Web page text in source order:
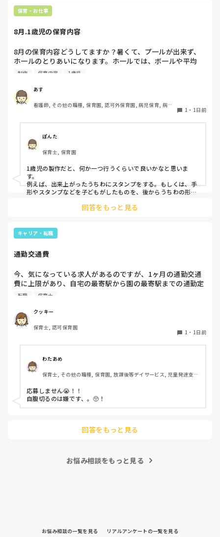
り、脚元に水入りペットボトルなどの重りを付けて補強してみ
てくださいね。安全で使いやすい方法が見つかるよう応援して
保育・お仕事
8月.1歳児の保育内容
8月の保育内容どうしてますか？暑くて、プ一ルが出来ず、
ホ一ルのとりあいになります。ホ一ルでは、ボ一ルや平均
台、風船で遊んでいます。製作で、うちわや望遠鏡や風鈴🎐
クラスです、玩具で遊ばせながら、何人かずつよんで、やっ
ています。何か、いいアイデアや、工夫など、何でもいいの
で、教えて下さい。
制作 保育内容 1歳児
あす
看護師, その他の職種, 保育園, 認可外保育園, 病児保育, 病院
1 ・ 1日前
ぽんた
保育士, 保育園
1歳児の製作だと、何か一つ行うくらいで良いかなと思いま
す。
例えば、出来上がったうちわにスタンプをする。もしくは、手
形やスタンプなどを子どもがしたものを、後からうちわの形に
雨遊び、氷遊び、など間食遊びをたくさん行っています。
す！いつもと違うおもちゃ、室内に興味津々です！
回答をもっと見る
キャリア・転職
通勤交通費
今、気になっている求人があるのですが、1ヶ月の通勤交通
費に上限があり、自宅の最寄駅から園の最寄駅までの通勤定
期代が5,000円ほどオーバーします
私としてはなかなか大きい金額なので、この時点で応募を迷
っているのですが、皆さんならどうしますか？
転職 保育士
クッキー
保育士, 認可保育園
1 ・ 1日前
わたあめ
保育士, その他の職種, 保育園, 放課後等デイサービス, 児童発達支援
応募しません😭！！
自腹切るのは嫌です、。🥺！
回答をもっと見る
お悩み相談をもっと見る
お悩み相談の一覧を見る リアルアンケートの一覧を見る